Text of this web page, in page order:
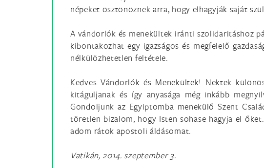
népeket ösztönöznek arra, hogy elhagyják saját
A vándorlók és menekültek iránti szolidaritáshoz
kibontakozhat egy igazságos és megfelelő
nélkülözhetetlen feltétele.
Kedves Vándorlók és Menekültek! Nektek
kitáguljanak és így anyasága még inkább
Gondoljunk az Egyiptomba menekülő Szent
töretlen bizalom, hogy Isten sohase hagyja el
adom rátok apostoli áldásomat.
Vatikán, 2014. szeptember 3.